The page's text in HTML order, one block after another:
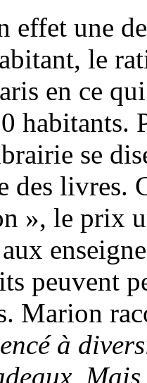
effet une
le
en ce
habitants.
se
des livres.
», le prix
peuvent
Marion
à